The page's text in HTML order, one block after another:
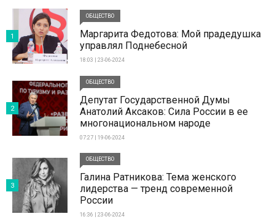
ОБЩЕСТВО
Маргарита Федотова: Мой прадедушка
управлял Поднебесной
18:03 | 23-06-2024
1
ОБЩЕСТВО
Депутат Государственной Думы
Анатолий Аксаков: Сила России в ее
многонациональном народе
07:27 | 19-06-2024
2
ОБЩЕСТВО
Галина Ратникова: Тема женского
лидерства — тренд современной
России
16:36 | 23-06-2024
3